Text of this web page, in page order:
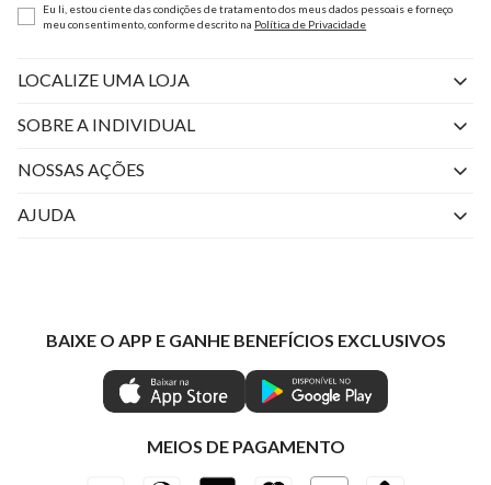
Eu li, estou ciente das condições de tratamento dos meus dados pessoais e forneço
meu consentimento, conforme descrito na Política de Privacidade
LOCALIZE UMA LOJA
SOBRE A INDIVIDUAL
Quem Somos
Painel de Privacidade
Gestão de Preferências
NOSSAS AÇÕES
Livelo
IND CASHBACK
AJUDA
Trocas e Devoluções
Regulamentos
Seja Um Revendedor
Shop by WhatsApp Individual
BAIXE O APP E GANHE BENEFÍCIOS EXCLUSIVOS
MEIOS DE PAGAMENTO